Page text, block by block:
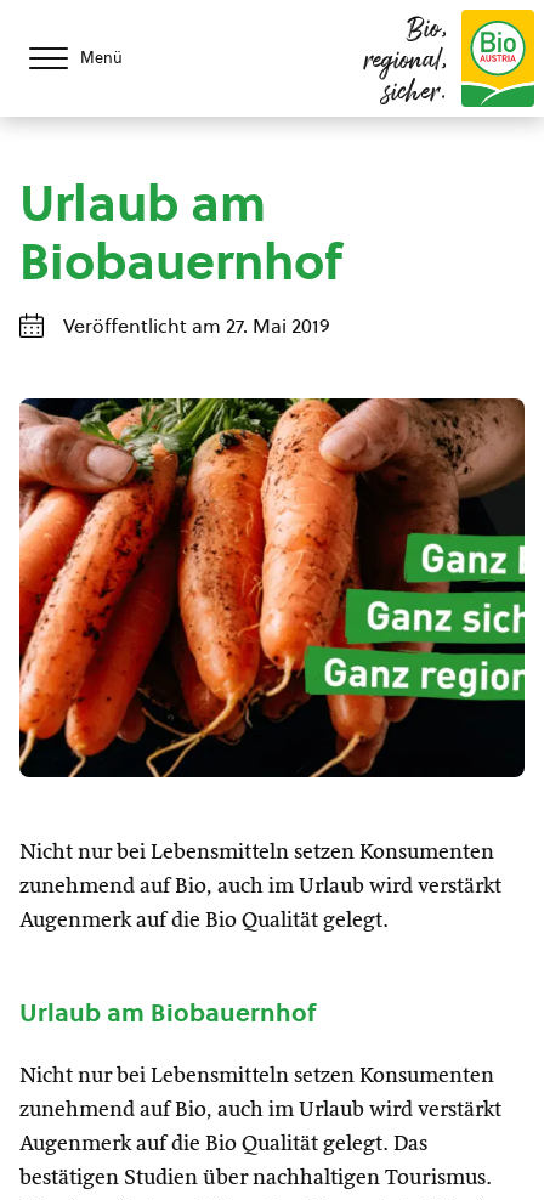
Menü
Bio,
regional,
sicher.
Urlaub am
Biobauernhof
Veröffentlicht am 27. Mai 2019
Nicht nur bei Lebensmitteln setzen Konsumenten
zunehmend auf Bio, auch im Urlaub wird verstärkt
Augenmerk auf die Bio Qualität gelegt.
Urlaub am Biobauernhof
Nicht nur bei Lebensmitteln setzen Konsumenten
zunehmend auf Bio, auch im Urlaub wird verstärkt
Augenmerk auf die Bio Qualität gelegt. Das
bestätigen Studien über nachhaltigen Tourismus.